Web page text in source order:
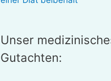
Unser
Gutachten: